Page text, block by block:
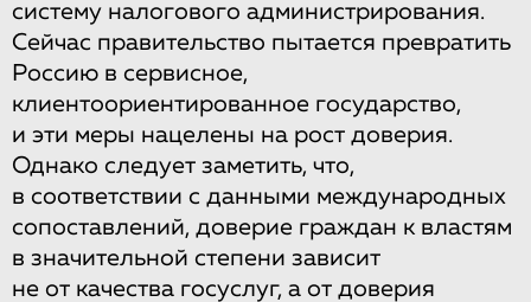
систему налогового администрирования.
Сейчас правительство пытается превратить
Россию в сервисное,
клиентоориентированное государство,
и эти меры нацелены на рост доверия.
Однако следует заметить, что,
в соответствии с данными международных
сопоставлений, доверие граждан к властям
в значительной степени зависит
не от качества госуслуг, а от доверия